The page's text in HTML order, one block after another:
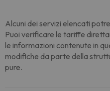
Alcuni dei servizi elencati
Puoi verificare le tariffe
le informazioni contenute in
modifiche da parte della
pure.